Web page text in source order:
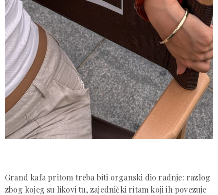
Grand kafa pritom treba biti organski dio radnje: razlog
zbog kojeg su likovi tu, zajednički ritam koji ih povezuje